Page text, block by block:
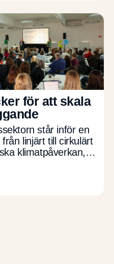
för att skala
står inför en
linjärt till cirkulärt
klimatpåverkan,
verktyg